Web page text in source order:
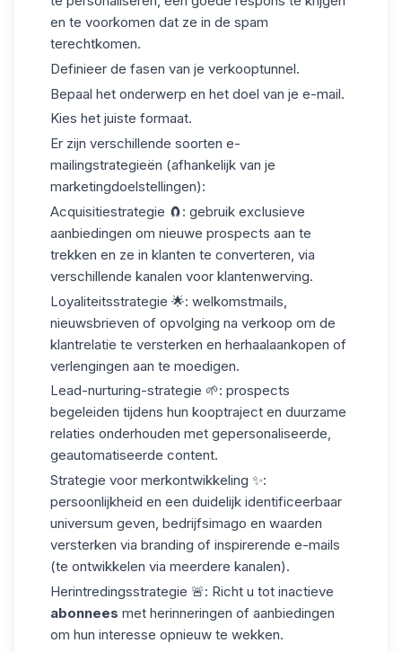
en te voorkomen dat ze in de spam
terechtkomen.
Definieer de fasen van je verkooptunnel.
Bepaal het onderwerp en het doel van je e-mail.
Kies het juiste formaat.
Er zijn verschillende soorten e-
mailingstrategieën (afhankelijk van je
marketingdoelstellingen):
Acquisitiestrategie 🧲: gebruik exclusieve
aanbiedingen om nieuwe prospects aan te
trekken en ze in klanten te converteren, via
verschillende kanalen voor klantenwerving.
Loyaliteitsstrategie 🌟: welkomstmails,
nieuwsbrieven of opvolging na verkoop om de
klantrelatie te versterken en herhaalaankopen of
verlengingen aan te moedigen.
Lead-nurturing-strategie 🌱: prospects
begeleiden tijdens hun kooptraject en duurzame
relaties onderhouden met gepersonaliseerde,
geautomatiseerde content.
Strategie voor merkontwikkeling ✨:
persoonlijkheid en een duidelijk identificeerbaar
universum geven, bedrijfsimago en waarden
versterken via branding of inspirerende e-mails
(te ontwikkelen via meerdere kanalen).
Herintredingsstrategie 🚨: Richt u tot inactieve
abonnees met herinneringen of aanbiedingen
om hun interesse opnieuw te wekken.